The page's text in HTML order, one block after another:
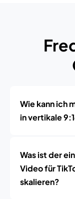
Wie kann ich
in vertikale
Was ist der
Video für
skalieren?